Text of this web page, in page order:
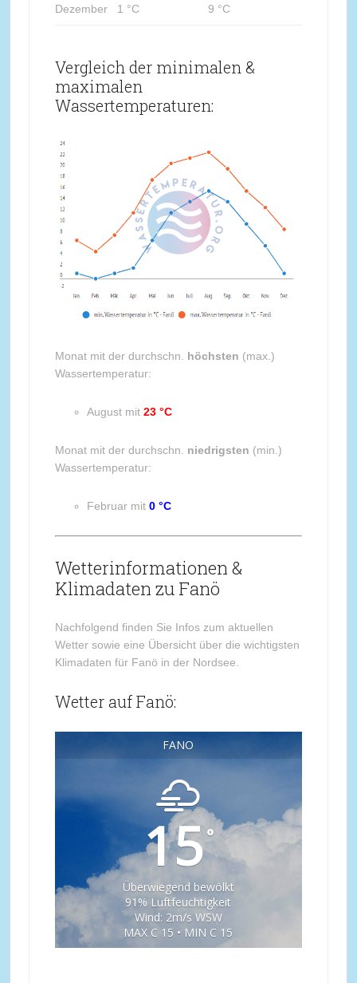
Dezember 1 °C 9 °C
Vergleich der minimalen &
maximalen
Wassertemperaturen:
Monat mit der durchschn. höchsten (max.)
Wassertemperatur:
August mit 23 °C
Monat mit der durchschn. niedrigsten (min.)
Wassertemperatur:
Februar mit 0 °C
Wetterinformationen &
Klimadaten zu Fanö
Nachfolgend finden Sie Infos zum aktuellen
Wetter sowie eine Übersicht über die wichtigsten
Klimadaten für Fanö in der Nordsee.
Wetter auf Fanö:
FANÖ
15°
Überwiegend bewölkt
91% Luftfeuchtigkeit
Wind: 2m/s WSW
MAX C 15 • MIN C 15